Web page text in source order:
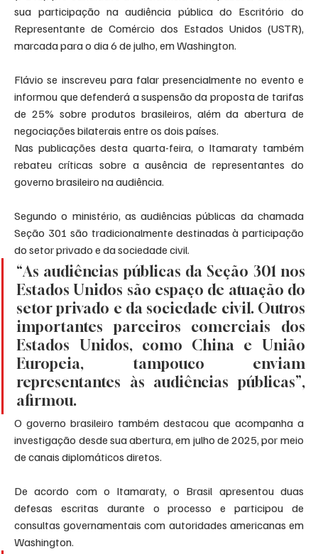
sua participação na audiência pública do Escritório do
Representante de Comércio dos Estados Unidos (USTR),
marcada para o dia 6 de julho, em Washington.
Flávio se inscreveu para falar presencialmente no evento e
informou que defenderá a suspensão da proposta de tarifas
de 25% sobre produtos brasileiros, além da abertura de
negociações bilaterais entre os dois países.
Nas publicações desta quarta-feira, o Itamaraty também
rebateu críticas sobre a ausência de representantes do
governo brasileiro na audiência.
Segundo o ministério, as audiências públicas da chamada
Seção 301 são tradicionalmente destinadas à participação
do setor privado e da sociedade civil.
“As audiências públicas da Seção 301 nos
Estados Unidos são espaço de atuação do
setor privado e da sociedade civil. Outros
importantes parceiros comerciais dos
Estados Unidos, como China e União
Europeia, tampouco enviam
representantes às audiências públicas”,
afirmou.
O governo brasileiro também destacou que acompanha a
investigação desde sua abertura, em julho de 2025, por meio
de canais diplomáticos diretos.
De acordo com o Itamaraty, o Brasil apresentou duas
defesas escritas durante o processo e participou de
consultas governamentais com autoridades americanas em
Washington.